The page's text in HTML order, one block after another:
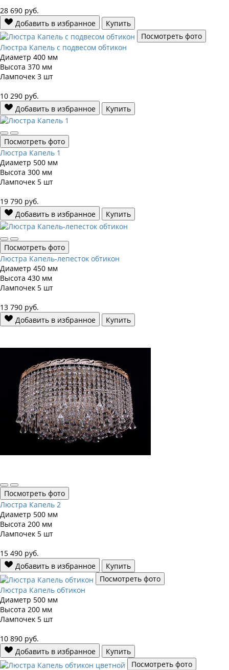
28 690 руб.
Добавить в избранное
Купить
Посмотреть фото
Люстра Капель с подвесом обтикон
Диаметр 400 мм
Высота 370 мм
Лампочек 3 шт
10 290 руб.
Добавить в избранное
Купить
Посмотреть фото
Люстра Капель 1
Диаметр 500 мм
Высота 300 мм
Лампочек 5 шт
19 790 руб.
Добавить в избранное
Купить
Посмотреть фото
Люстра Капель-лепесток обтикон
Диаметр 450 мм
Высота 430 мм
Лампочек 5 шт
13 790 руб.
Добавить в избранное
Купить
Посмотреть фото
Люстра Капель 2
Диаметр 500 мм
Высота 200 мм
Лампочек 5 шт
15 490 руб.
Добавить в избранное
Купить
Посмотреть фото
Люстра Капель обтикон
Диаметр 500 мм
Высота 200 мм
Лампочек 5 шт
10 890 руб.
Добавить в избранное
Купить
Посмотреть фото